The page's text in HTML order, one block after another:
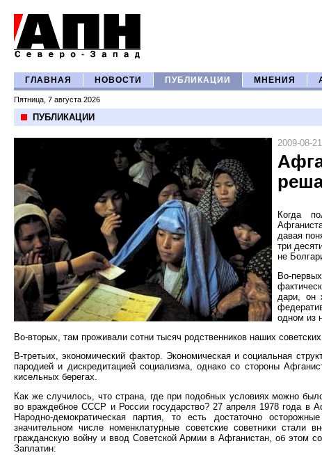
ГЛАВНАЯ НОВОСТИ ПУБЛИКАЦИИ МНЕНИЯ
Пятница, 7 августа 2026
ПУБЛИКАЦИИ
2009-08-21
Когда
давая
три
не
Во-
дари, он
одном из
Во-вторых, там проживали сотни тысяч родственников наших советских
В-третьих, экономический фактор. Экономическая и социальная
пародией и дискредитацией социализма, однако со стороны
кисельных берегах.
Как же случилось, что страна, где при подобных условиях можно
во враждебное СССР и России государство? 27 апреля 1978 года в
Народно-демократическая партия, то есть достаточно
значительном числе номенклатурные советские советники стали
гражданскую войну и ввод Советской Армии в Афганистан, об этом
Заплатин: